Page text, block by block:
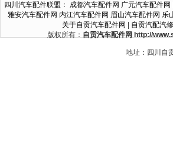
四川汽车配件联盟 ： 成都汽车配件网 广元汽车配件网
雅安汽车配件网 内江汽车配件网 眉山汽车配件网 乐
关于自贡汽车配件网
自贡汽配汽
版权所有： 自贡汽车配件网 http://
地址：四川自